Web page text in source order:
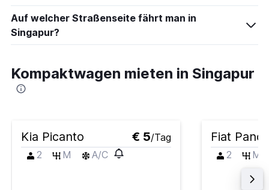
Auf welcher Straßenseite fährt man in
Singapur?
Kompaktwagen mieten in Singapur
Kia Picanto € 5/Tag
2
M A/C
Fiat
2 M